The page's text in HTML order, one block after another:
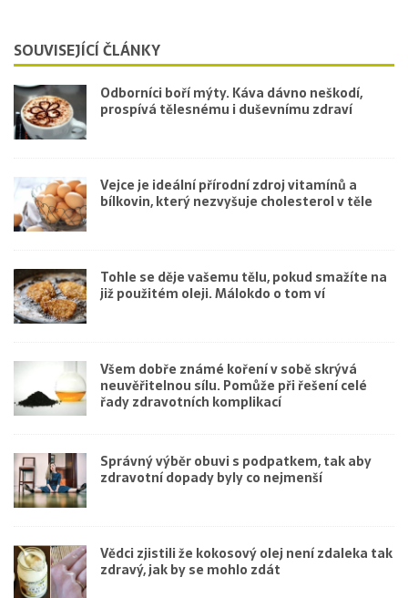
SOUVISEJÍCÍ ČLÁNKY
Odborníci boří mýty. Káva dávno neškodí,
prospívá tělesnému i duševnímu zdraví
Vejce je ideální přírodní zdroj vitamínů a
bílkovin, který nezvyšuje cholesterol v těle
Tohle se děje vašemu tělu, pokud smažíte na
již použitém oleji. Málokdo o tom ví
Všem dobře známé koření v sobě skrývá
neuvěřitelnou sílu. Pomůže při řešení celé
řady zdravotních komplikací
Správný výběr obuvi s podpatkem, tak aby
zdravotní dopady byly co nejmenší
Vědci zjistili že kokosový olej není zdaleka tak
zdravý, jak by se mohlo zdát